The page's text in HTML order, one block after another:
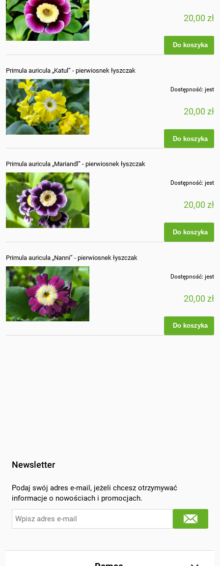
20,00 zł
Do koszyka
Primula auricula „Katul” - pierwiosnek łyszczak
Dostępność: jest
20,00 zł
Do koszyka
Primula auricula „Mariandl” - pierwiosnek łyszczak
Dostępność: jest
20,00 zł
Do koszyka
Primula auricula „Nanni” - pierwiosnek łyszczak
Dostępność: jest
20,00 zł
Do koszyka
Newsletter
Podaj swój adres e-mail, jeżeli chcesz otrzymywać
informacje o nowościach i promocjach.